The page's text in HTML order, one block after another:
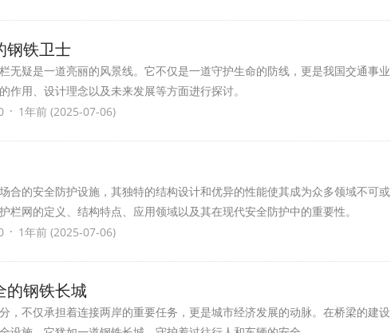
钢铁卫士
无疑是一道亮丽的风景线。它不仅是一道守护生命的防线，更是我国交通事业
作用、设计理念以及未来发展等方面进行探讨。
· 1年前 (2025-07-06)
合的安全防护设施，其独特的结构设计和优异的性能使其成为众多领域不可或
栏网的定义、结构特点、应用领域以及其在现代安全防护中的重要性。
· 1年前 (2025-07-06)
的钢铁长城
，不仅承担着连接两岸的重要任务，更是城市经济发展的动脉。在桥梁的建设